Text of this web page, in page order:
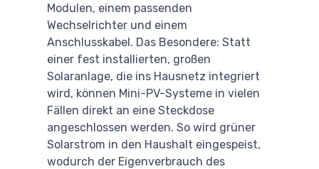
Modulen, einem passenden
Wechselrichter und einem
Anschlusskabel. Das Besondere: Statt
einer fest installierten, großen
Solaranlage, die ins Hausnetz integriert
wird, können Mini-PV-Systeme in vielen
Fällen direkt an eine Steckdose
angeschlossen werden. So wird grüner
Solarstrom in den Haushalt eingespeist,
wodurch der Eigenverbrauch des